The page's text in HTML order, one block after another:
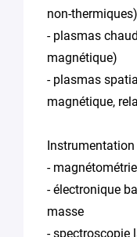
non-thermiques)
- plasmas
magnétique)
- plasmas
magnétique,
Instrumentation
- magnétométrie
- électronique
masse
- spectroscopie